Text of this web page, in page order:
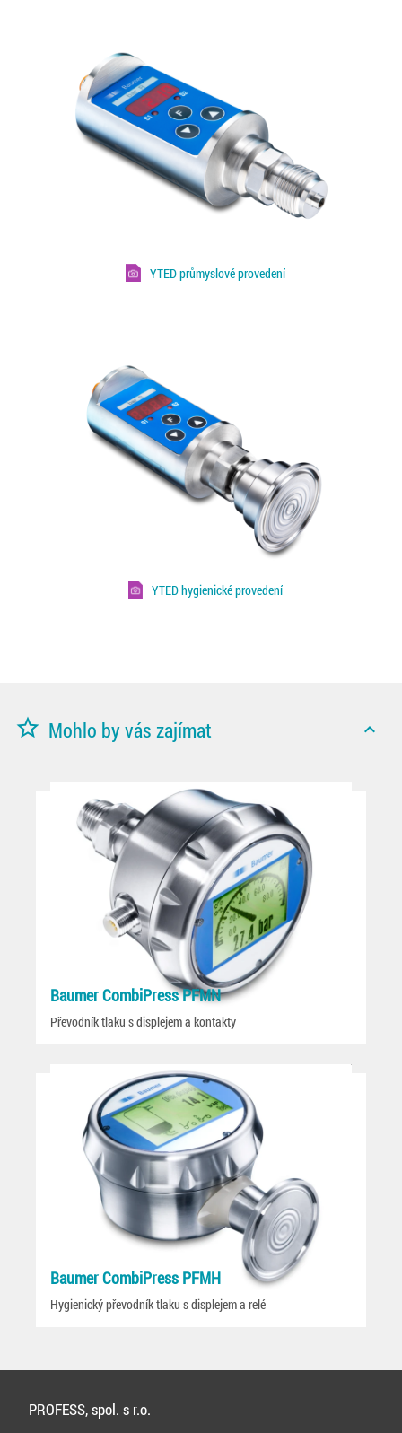
YTED průmyslové provedení
YTED hygienické provedení
star_border Mohlo by vás zajímat expand_less
Baumer CombiPress PFMN
Převodník tlaku s displejem a kontakty
Baumer CombiPress PFMH
Hygienický převodník tlaku s displejem a relé
PROFESS, spol. s r.o.